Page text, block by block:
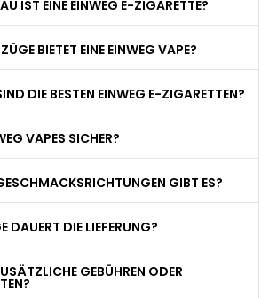
IST EINE EINWEG E-ZIGARETTE?
BIETET EINE EINWEG VAPE?
DIE BESTEN EINWEG E-ZIGARETTEN?
VAPES SICHER?
GIBT ES?
DAUERT DIE LIEFERUNG?
GEBÜHREN ODER